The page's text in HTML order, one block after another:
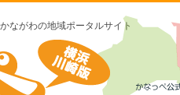
ながわの地域ポータルサイト